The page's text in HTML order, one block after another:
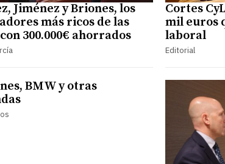
Jiménez y Briones, los
más ricos de las
300.000€ ahorrados
Cortes
mil euros
laboral
Editorial
BMW y otras